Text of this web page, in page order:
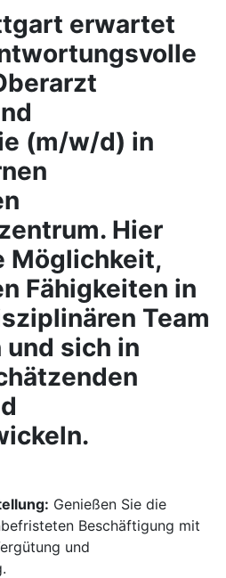
erwartet
(m/w/d) in
Hier
Möglichkeit,
Fähigkeiten in
Team
sich in
Genießen Sie die
Beschäftigung mit
und